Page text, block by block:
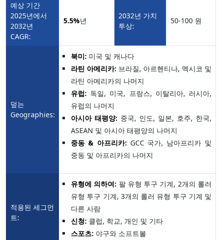
예상 기간
2025년에서
2032년
CAGR:
5.5%년
2032년 가치
투상:
50-100 원
덮는
Geographies:
북미: 미국 및 캐나다
라틴 아메리카: 브라질, 아르헨티나, 멕시코 및
라틴 아메리카의 나머지
유럽: 독일, 미국, 프랑스, 이탈리아, 러시아,
유럽의 나머지
아시아 태평양: 중국, 인도, 일본, 호주, 한국,
ASEAN 및 아시아 태평양의 나머지
중동 & 아프리카: GCC 국가, 남아프리카 및
중동 및 아프리카의 나머지
적용된 세그먼
트:
유형에 의하여: 팔 유형 투구 기계, 2개의 롤러
유형 투구 기계, 3개의 롤러 유형 투구 기계 및
다른 사람
신청: 클럽, 학교, 개인 및 기타
스포츠: 야구와 소프트볼